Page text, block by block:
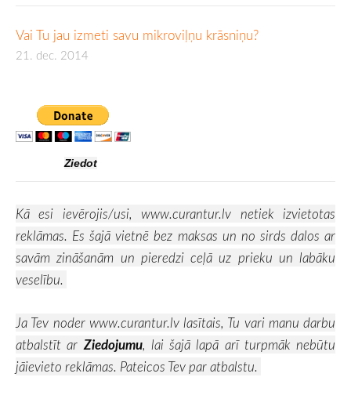
Vai Tu jau izmeti savu mikroviļņu krāsniņu?
21. dec. 2014
Ziedot
Kā esi ievērojis/usi, www.curantur.lv netiek izvietotas
reklāmas. Es šajā vietnē bez maksas un no sirds dalos ar
savām zināšanām un pieredzi ceļā uz prieku un labāku
veselību.
Ja Tev noder www.curantur.lvlasītais, Tu vari manu darbu
atbalstīt ar Ziedojumu, lai šajā lapā arī turpmāk nebūtu
jāievieto reklāmas. Pateicos Tev par atbalstu.